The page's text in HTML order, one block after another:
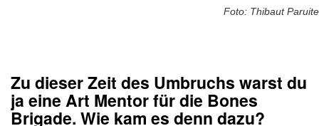
Foto: Thibaut Paruite
Zu dieser Zeit des Umbruchs warst du
ja eine Art Mentor für die Bones
Brigade. Wie kam es denn dazu?